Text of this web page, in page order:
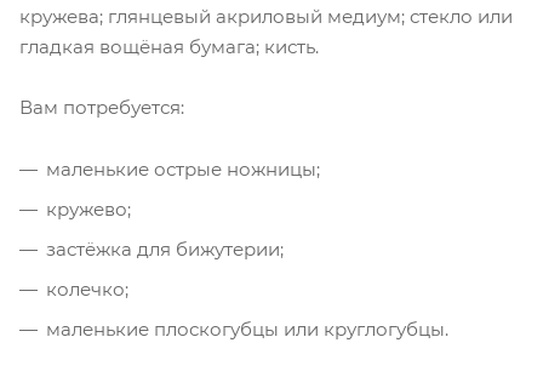
кружева; глянцевый акриловый медиум; стекло или
гладкая вощёная бумага; кисть.
Вам потребуется:
маленькие острые ножницы;
кружево;
застёжка для бижутерии;
колечко;
маленькие плоскогубцы или круглогубцы.